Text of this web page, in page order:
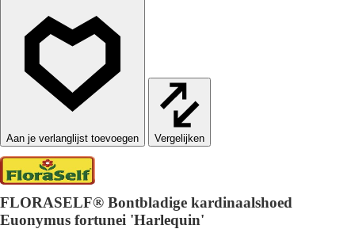
Vergelijken
FLORASELF® Bontbladige kardinaalshoed
Euonymus fortunei 'Harlequin'